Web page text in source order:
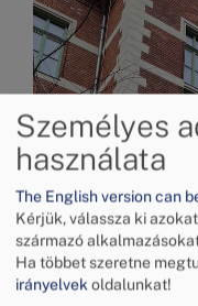
Személyes
használata
The English version can
Kérjük, válassza ki
származó
Ha többet szeretne
irányelvekoldalunkat!